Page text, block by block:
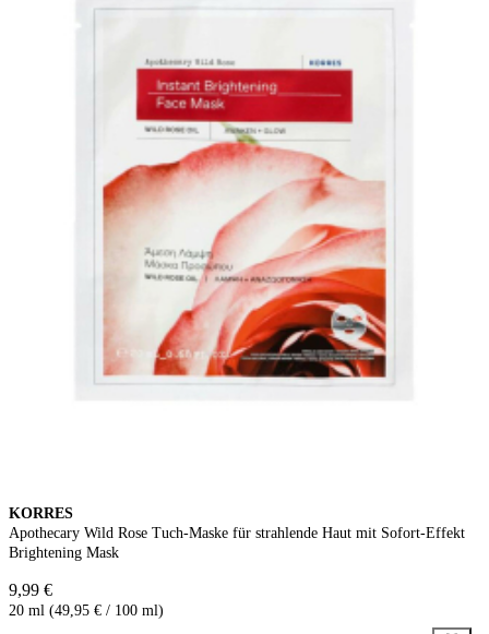
KORRES
Apothecary Wild Rose Tuch-Maske für strahlende Haut mit Sofort-Effekt
Brightening Mask
9,99 €
20 ml (49,95 € / 100 ml)